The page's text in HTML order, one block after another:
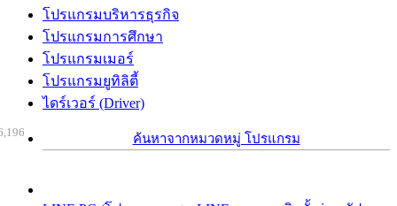
โปรแกรมบริหารธุรกิจ
โปรแกรมการศึกษา
โปรแกรมเมอร์
โปรแกรมยูทิลิตี้
ไดร์เวอร์ (Driver)
ค้นหาจากหมวดหมู่ โปรแกรม